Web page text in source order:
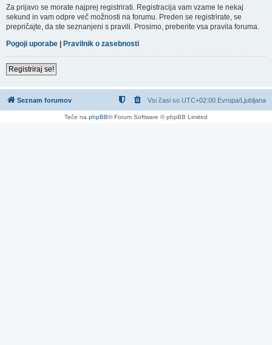
Za prijavo se morate najprej registrirati. Registracija vam vzame le nekaj
sekund in vam odpre več možnosti na forumu. Preden se registrirate, se
prepričajte, da ste seznanjeni s pravili. Prosimo, preberite vsa pravila foruma.
Pogoji uporabe | Pravilnik o zasebnosti
Registriraj se!
Seznam forumov Vsi časi so UTC+02:00 Evropa/Ljubljana
Teče na phpBB® Forum Software © phpBB Limited